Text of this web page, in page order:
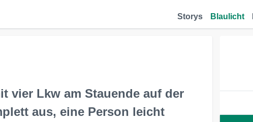
Storys Blaulicht
vier Lkw am Stauende auf der
aus, eine Person leicht